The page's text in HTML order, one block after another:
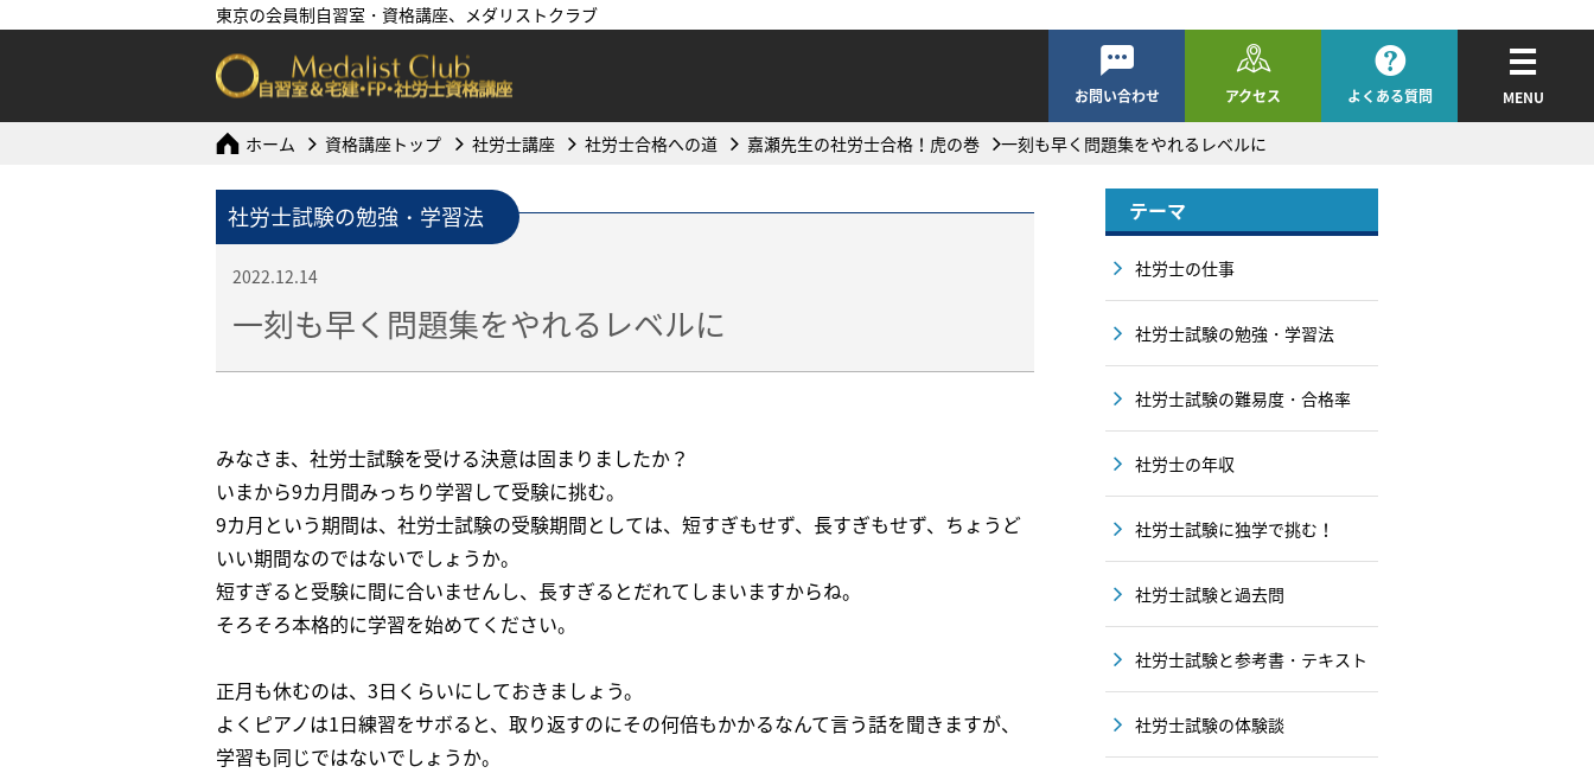
東京の会員制自習室・資格講座、メダリストクラブ
お問い合わせ アクセス よくある質問 MENU
ホーム 資格講座トップ 社労士講座 社労士合格への道 嘉瀬先生の社労士合格！虎の巻 一刻も早く問題集をやれるレベルに
社労士試験の勉強・学習法
2022.12.14
一刻も早く問題集をやれるレベルに
みなさま、社労士試験を受ける決意は固まりましたか？
いまから9カ月間みっちり学習して受験に挑む。
9カ月という期間は、社労士試験の受験期間としては、短すぎもせず、長すぎもせず、ちょうど
いい期間なのではないでしょうか。
短すぎると受験に間に合いませんし、長すぎるとだれてしまいますからね。
そろそろ本格的に学習を始めてください。
正月も休むのは、3日くらいにしておきましょう。
よくピアノは1日練習をサボると、取り返すのにその何倍もかかるなんて言う話を聞きますが、
学習も同じではないでしょうか。
テーマ
社労士の仕事
社労士試験の勉強・学習法
社労士試験の難易度・合格率
社労士の年収
社労士試験に独学で挑む！
社労士試験と過去問
社労士試験と参考書・テキスト
社労士試験の体験談